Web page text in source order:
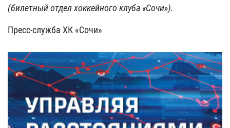
(билетный отдел хоккейного клуба «Сочи»).
Пресс-служба ХК «Сочи»